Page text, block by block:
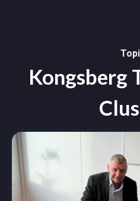
Kongsberg